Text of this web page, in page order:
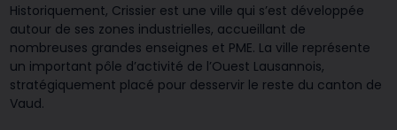
Historiquement, Crissier est une ville qui s’est développée
autour de ses zones industrielles, accueillant de
nombreuses grandes enseignes et PME. La ville représente
un important pôle d’activité de l’Ouest Lausannois,
stratégiquement placé pour desservir le reste du canton de
Vaud.